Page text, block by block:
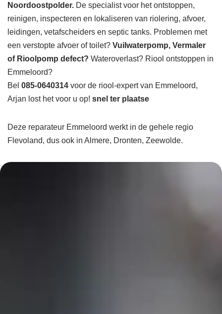
Noordoostpolder. De specialist voor het ontstoppen,
reinigen, inspecteren en lokaliseren van riolering, afvoer,
leidingen, vetafscheiders en septic tanks. Problemen met
een verstopte afvoer of toilet? Vuilwaterpomp, Vermaler
of Rioolpomp defect? Wateroverlast? Riool ontstoppen in
Emmeloord?
Bel 085-0640314 voor de riool-expert van Emmeloord,
Arjan lost het voor u op! snel ter plaatse
Deze reparateur Emmeloord werkt in de gehele regio
Flevoland, dus ook in Almere, Dronten, Zeewolde.